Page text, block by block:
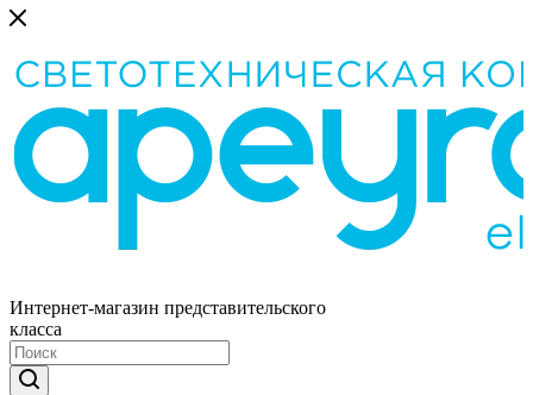
Интернет-магазин представительского
класса